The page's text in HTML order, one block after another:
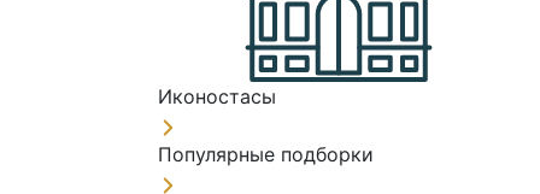
Иконостасы
Популярные подборки